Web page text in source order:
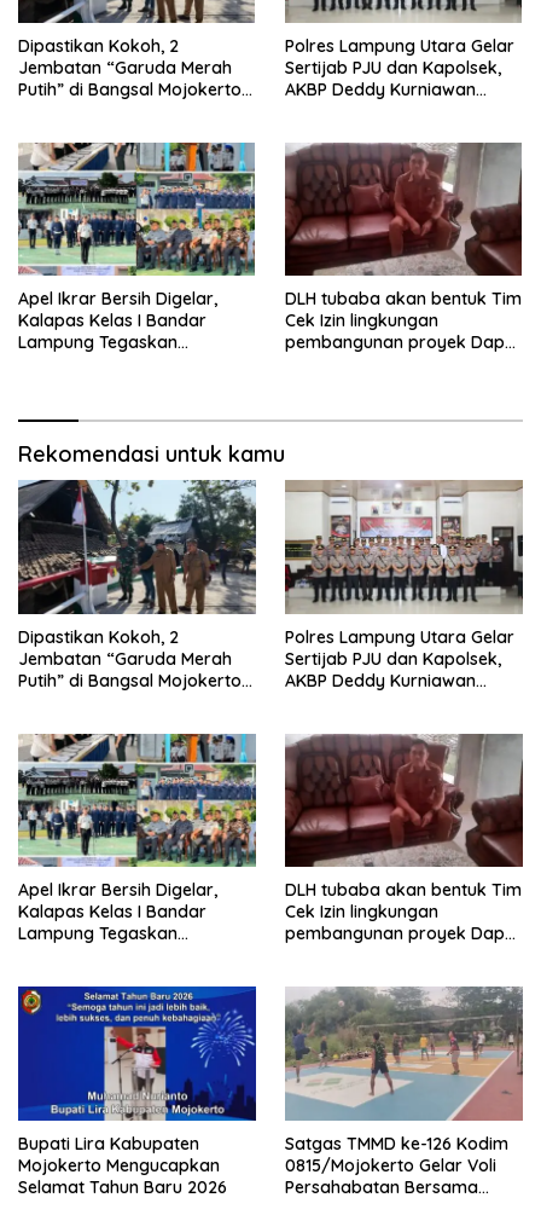
Dipastikan Kokoh, 2
Jembatan “Garuda Merah
Putih” di Bangsal Mojokerto
Polres Lampung Utara Gelar
Sertijab PJU dan Kapolsek,
AKBP Deddy Kurniawan
Apel Ikrar Bersih Digelar,
Kalapas Kelas I Bandar
Lampung Tegaskan
DLH tubaba akan bentuk Tim
Cek Izin lingkungan
pembangunan proyek Dapur
Rekomendasi untuk kamu
Dipastikan Kokoh, 2
Jembatan “Garuda Merah
Putih” di Bangsal Mojokerto
Polres Lampung Utara Gelar
Sertijab PJU dan Kapolsek,
AKBP Deddy Kurniawan
Apel Ikrar Bersih Digelar,
Kalapas Kelas I Bandar
Lampung Tegaskan
DLH tubaba akan bentuk Tim
Cek Izin lingkungan
pembangunan proyek Dapur
Bupati Lira Kabupaten
Mojokerto Mengucapkan
Selamat Tahun Baru 2026
Satgas TMMD ke-126 Kodim
0815/Mojokerto Gelar Voli
Persahabatan Bersama